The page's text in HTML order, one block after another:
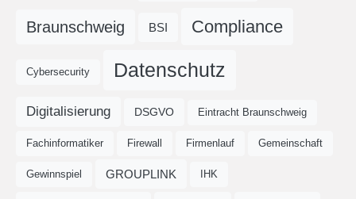
Braunschweig BSI Compliance
Cybersecurity Datenschutz
Digitalisierung DSGVO Eintracht Braunschweig
Fachinformatiker Firewall Firmenlauf Gemeinschaft
Gewinnspiel GROUPLINK IHK